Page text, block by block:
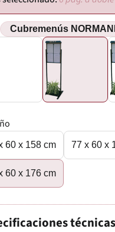
60 x 158 cm 77 x 60 x
60 x 176 cm
técnicas